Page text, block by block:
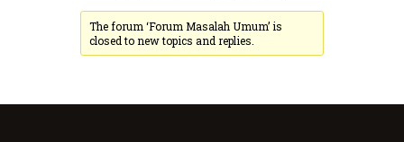
The forum ‘Forum Masalah Umum’ is
closed to new topics and replies.